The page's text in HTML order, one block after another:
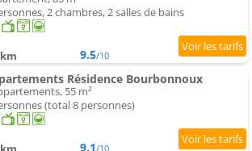
2 chambres, 2 salles de bains
9.5/10
Résidence Bourbonnoux
55 m²
(total 8 personnes)
9.1/10